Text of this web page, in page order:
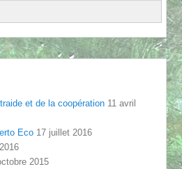
et de la coopération 11 avril
Eco 17 juillet 2016
2015